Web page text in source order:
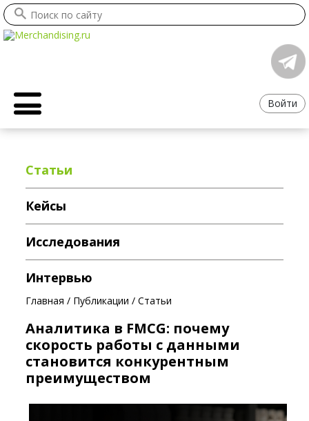
Войти
Главная / Публикации /Статьи
Аналитика в FMCG: почему
скорость работы с данными
становится конкурентным
преимуществом
Статьи
Кейсы
Исследования
Интервью